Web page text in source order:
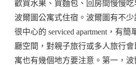
歡買水果、買麵包、回房間慢慢
波爾圖公寓式住宿。波爾圖有不
很中心的 serviced apartment，有
廳空間，對親子旅行或多人旅行
寓也有幾個地方要注意。第一，